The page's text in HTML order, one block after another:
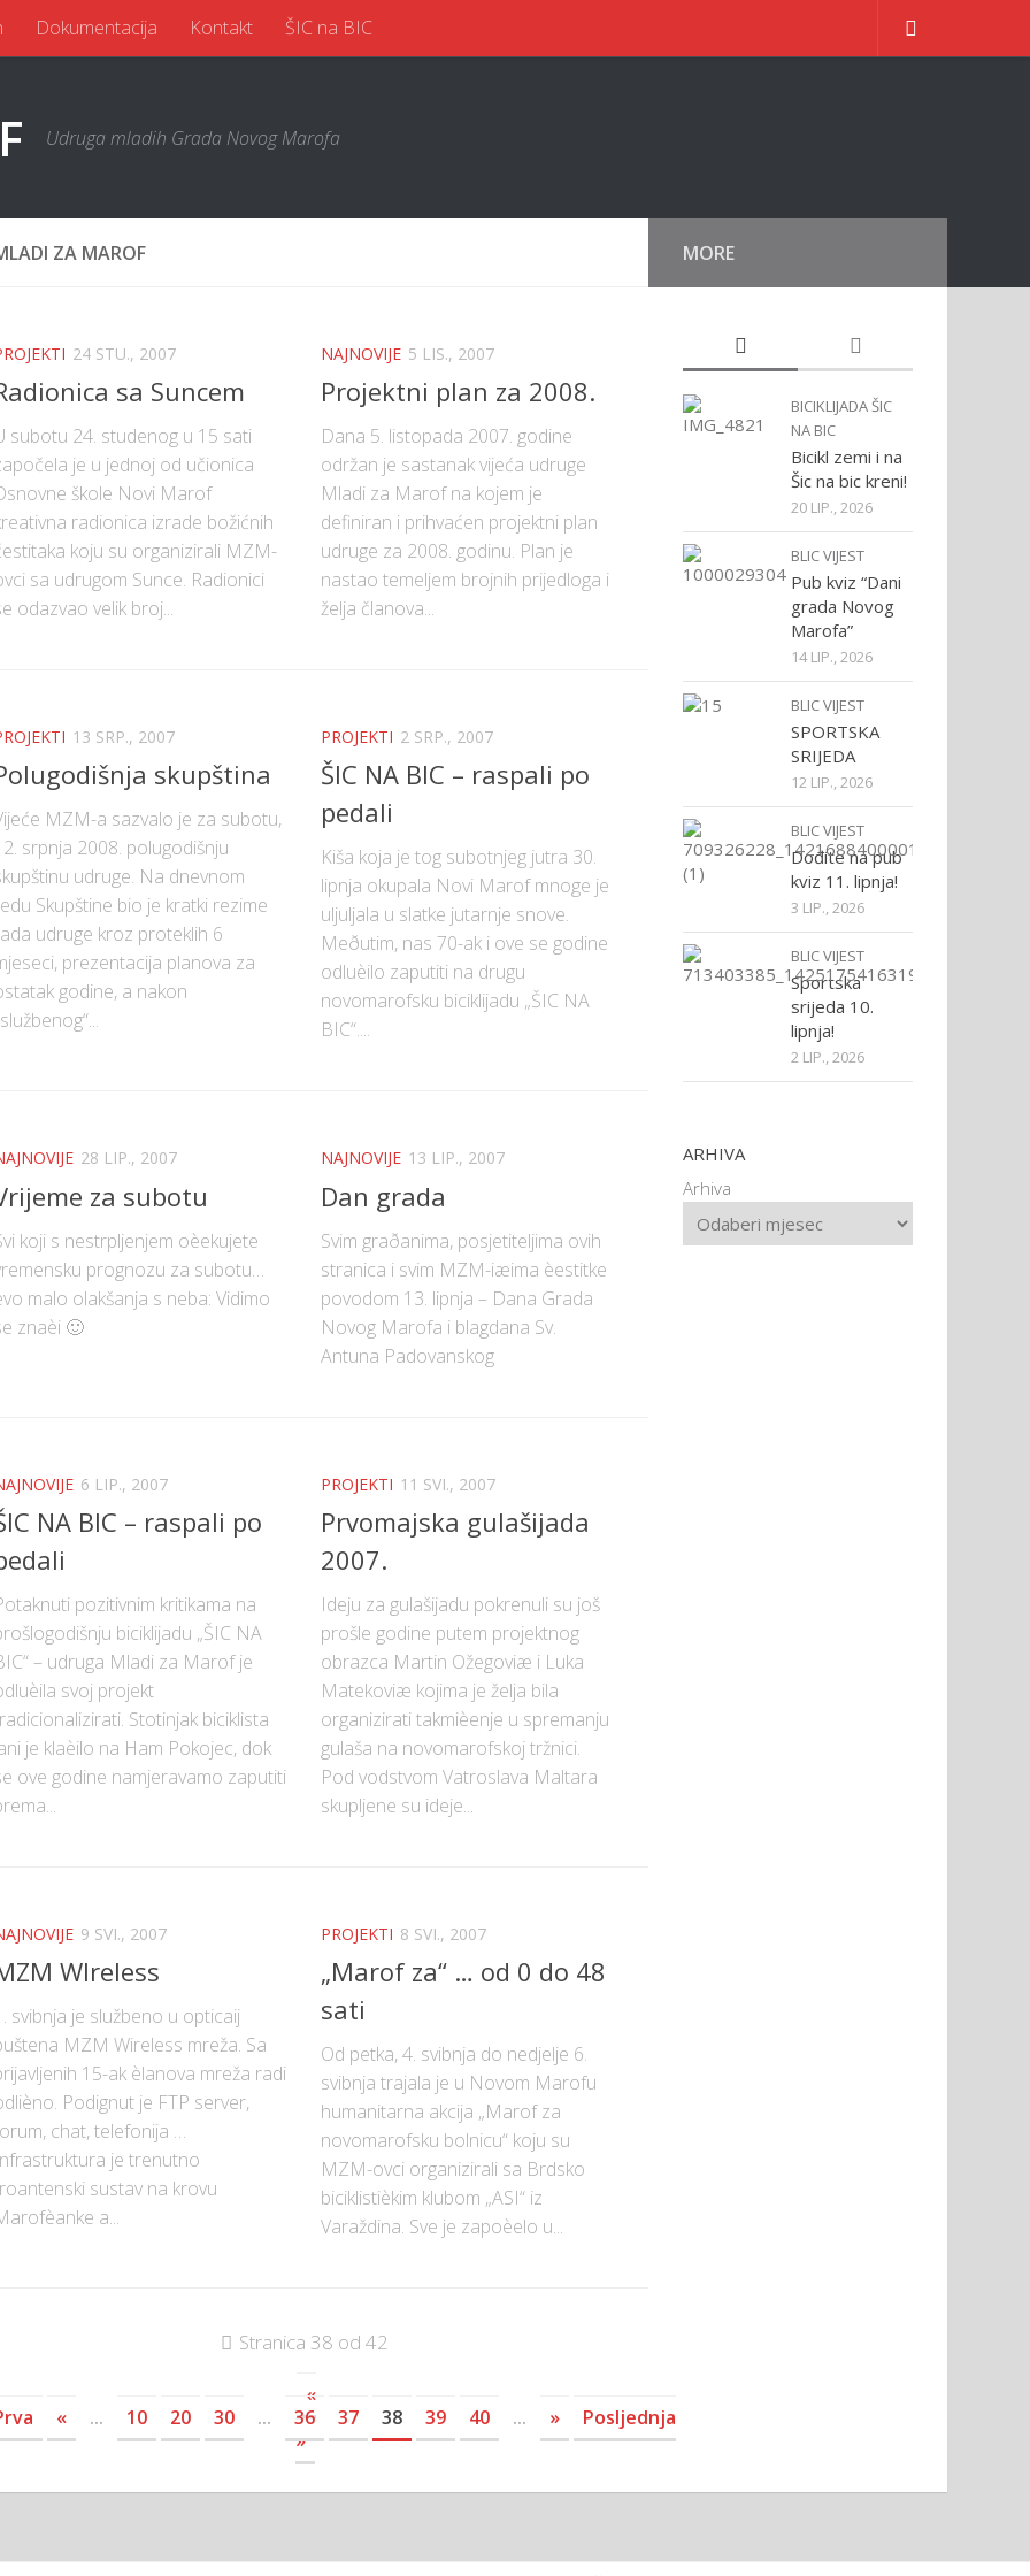
Dokumentacija Kontakt ŠIC na BIC
Udruga mladih Grada Novog Marofa
ZA MAROF
24 STU., 2007
sa Suncem
subotu 24. studenog u 15 sati
je u jednoj od učionica
škole Novi Marof
radionica izrade božićnih
koju su organizirali MZM-
sa udrugom Sunce. Radionici
odazvao velik broj...
NAJNOVIJE 5 LIS., 2007
Projektni plan za 2008.
Dana 5. listopada 2007. godine
održan je sastanak vijeća udruge
Mladi za Marof na kojem je
definiran i prihvaćen projektni plan
udruge za 2008. godinu. Plan je
nastao temeljem brojnih prijedloga i
želja članova...
13 SRP., 2007
skupština
MZM-a sazvalo je za subotu,
srpnja 2008. polugodišnju
udruge. Na dnevnom
Skupštine bio je kratki rezime
udruge kroz proteklih 6
prezentacija planova za
godine, a nakon
PROJEKTI 2 SRP., 2007
ŠIC NA BIC – raspali po
pedali
Kiša koja je tog subotnjeg jutra 30.
lipnja okupala Novi Marof mnoge je
uljuljala u slatke jutarnje snove.
Meðutim, nas 70-ak i ove se godine
odluèilo zaputiti na drugu
novomarofsku biciklijadu „ŠIC NA
BIC“....
28 LIP., 2007
za subotu
koji s nestrpljenjem oèekujete
prognozu za subotu…
malo olakšanja s neba: Vidimo
znaèi 🙂
NAJNOVIJE 13 LIP., 2007
Dan grada
Svim graðanima, posjetiteljima ovih
stranica i svim MZM-iæima èestitke
povodom 13. lipnja – Dana Grada
Novog Marofa i blagdana Sv.
Antuna Padovanskog
6 LIP., 2007
NA BIC – raspali po
pozitivnim kritikama na
biciklijadu „ŠIC NA
– udruga Mladi za Marof je
svoj projekt
Stotinjak biciklista
je klaèilo na Ham Pokojec, dok
ove godine namjeravamo zaputiti
PROJEKTI 11 SVI., 2007
Prvomajska gulašijada
2007.
Ideju za gulašijadu pokrenuli su još
prošle godine putem projektnog
obrazca Martin Ožegoviæ i Luka
Matekoviæ kojima je želja bila
organizirati takmièenje u spremanju
gulaša na novomarofskoj tržnici.
Pod vodstvom Vatroslava Maltara
skupljene su ideje...
9 SVI., 2007
WIreless
svibnja je službeno u opticaij
MZM Wireless mreža. Sa
15-ak èlanova mreža radi
Podignut je FTP server,
chat, telefonija …
je trenutno
sustav na krovu
a...
PROJEKTI 8 SVI., 2007
„Marof za“ … od 0 do 48
sati
Od petka, 4. svibnja do nedjelje 6.
svibnja trajala je u Novom Marofu
humanitarna akcija „Marof za
novomarofsku bolnicu“ koju su
MZM-ovci organizirali sa Brdsko
biciklistièkim klubom „ASI“ iz
Varaždina. Sve je zapoèelo u...
Stranica 38 od 42
«
« ... 10 20 30 ... 36 37 38 39 40 ... »
Posljednja
»
MORE
BICIKLIJADA ŠIC
NA BIC
Bicikl zemi i na
Šic na bic kreni!
20 LIP., 2026
BLIC VIJEST
Pub kviz “Dani
grada Novog
Marofa”
14 LIP., 2026
BLIC VIJEST
SPORTSKA
SRIJEDA
12 LIP., 2026
BLIC VIJEST
Dođite na pub
kviz 11. lipnja!
3 LIP., 2026
BLIC VIJEST
Sportska
srijeda 10.
lipnja!
2 LIP., 2026
ARHIVA
Arhiva